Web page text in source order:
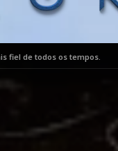
fiel de todos os tempos.